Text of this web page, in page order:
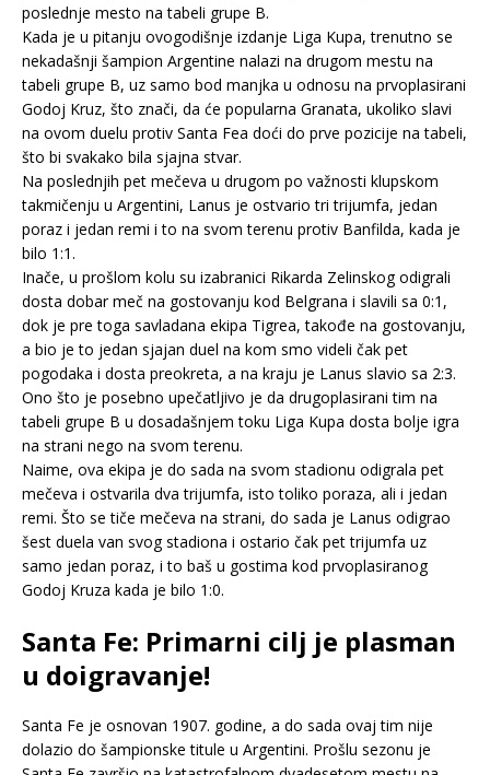
poslednje mesto na tabeli grupe B.
Kada je u pitanju ovogodišnje izdanje Liga Kupa, trenutno se
nekadašnji šampion Argentine nalazi na drugom mestu na
tabeli grupe B, uz samo bod manjka u odnosu na prvoplasirani
Godoj Kruz, što znači, da će popularna Granata, ukoliko slavi
na ovom duelu protiv Santa Fea doći do prve pozicije na tabeli,
što bi svakako bila sjajna stvar.
Na poslednjih pet mečeva u drugom po važnosti klupskom
takmičenju u Argentini, Lanus je ostvario tri trijumfa, jedan
poraz i jedan remi i to na svom terenu protiv Banfilda, kada je
bilo 1:1.
Inače, u prošlom kolu su izabranici Rikarda Zelinskog odigrali
dosta dobar meč na gostovanju kod Belgrana i slavili sa 0:1,
dok je pre toga savladana ekipa Tigrea, takođe na gostovanju,
a bio je to jedan sjajan duel na kom smo videli čak pet
pogodaka i dosta preokreta, a na kraju je Lanus slavio sa 2:3.
Ono što je posebno upečatljivo je da drugoplasirani tim na
tabeli grupe B u dosadašnjem toku Liga Kupa dosta bolje igra
na strani nego na svom terenu.
Naime, ova ekipa je do sada na svom stadionu odigrala pet
mečeva i ostvarila dva trijumfa, isto toliko poraza, ali i jedan
remi. Što se tiče mečeva na strani, do sada je Lanus odigrao
šest duela van svog stadiona i ostario čak pet trijumfa uz
samo jedan poraz, i to baš u gostima kod prvoplasiranog
Godoj Kruza kada je bilo 1:0.
Santa Fe: Primarni cilj je plasman
u doigravanje!
Santa Fe je osnovan 1907. godine, a do sada ovaj tim nije
dolazio do šampionske titule u Argentini. Prošlu sezonu je